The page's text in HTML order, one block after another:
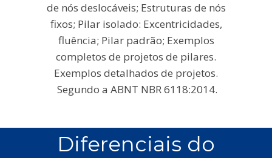
de nós deslocáveis; Estruturas de nós
fixos; Pilar isolado: Excentricidades,
fluência; Pilar padrão; Exemplos
completos de projetos de pilares.
Exemplos detalhados de projetos.
Segundo a ABNT NBR 6118:2014.
Diferenciais do